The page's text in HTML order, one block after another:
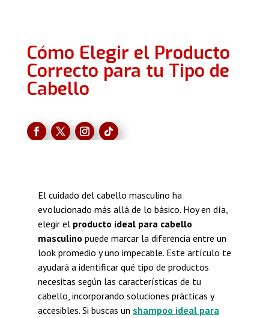
Cómo Elegir el Producto
Correcto para tu Tipo de
Cabello
El cuidado del cabello masculino ha
evolucionado más allá de lo básico. Hoy en día,
elegir el producto ideal para cabello
masculino puede marcar la diferencia entre un
look promedio y uno impecable. Este artículo te
ayudará a identificar qué tipo de productos
necesitas según las características de tu
cabello, incorporando soluciones prácticas y
accesibles. Si buscas un shampoo ideal para